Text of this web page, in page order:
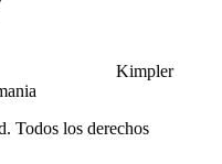
Kimpler
Todos los derechos